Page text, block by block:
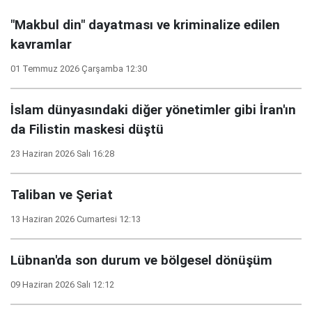
"Makbul din" dayatması ve kriminalize edilen
kavramlar
01 Temmuz 2026 Çarşamba 12:30
İslam dünyasındaki diğer yönetimler gibi İran'ın
da Filistin maskesi düştü
23 Haziran 2026 Salı 16:28
Taliban ve Şeriat
13 Haziran 2026 Cumartesi 12:13
Lübnan'da son durum ve bölgesel dönüşüm
09 Haziran 2026 Salı 12:12